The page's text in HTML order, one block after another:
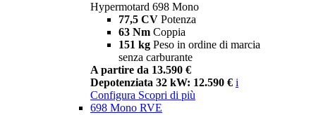
Hypermotard 698 Mono
77,5 CV Potenza
63 Nm Coppia
151 kg Peso in ordine di marcia
senza carburante
A partire da 13.590 €
Depotenziata 32 kW: 12.590 € i
Configura Scopri di più
698 Mono RVE